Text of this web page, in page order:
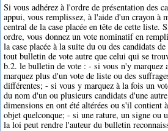
Si vous adhérez à l'ordre de présentation des
appui, vous remplissez, à l'aide d'un crayon à
central de la case placée en tête de cette liste.
ordre, vous donnez un vote nominatif en
la case placée à la suite du ou des candidats
tout bulletin de vote autre que celui qui se
b.2. le bulletin de vote : - si vous n'y marquez
marquez plus d'un vote de liste ou des
différentes; - si vous y marquez à la fois un
du nom d'un ou plusieurs candidats d'une
dimensions en ont été altérées ou s'il contient
objet quelconque; - si une rature, un signe ou
la loi peut rendre l'auteur du bulletin